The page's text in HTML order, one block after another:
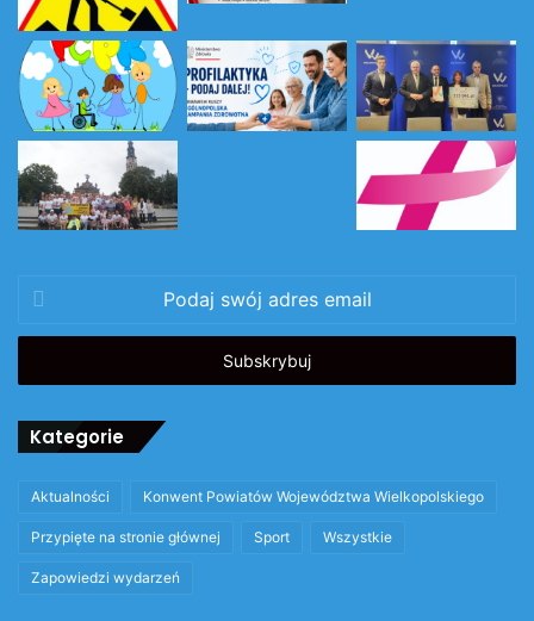
Podaj
swój
adres
Kategorie
Aktualności Konwent Powiatów Województwa Wielkopolskiego
Przypięte na stronie głównej Sport Wszystkie
Zapowiedzi wydarzeń